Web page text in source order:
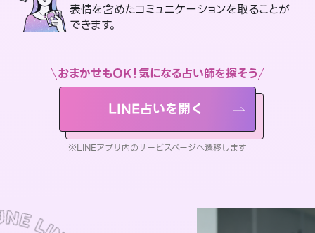
表情を含めたコミュニケーションを取ることが
できます。
おまかせもOK！気になる占い師を探そう
LINE占いを開く
※LINEアプリ内のサービスページへ遷移します